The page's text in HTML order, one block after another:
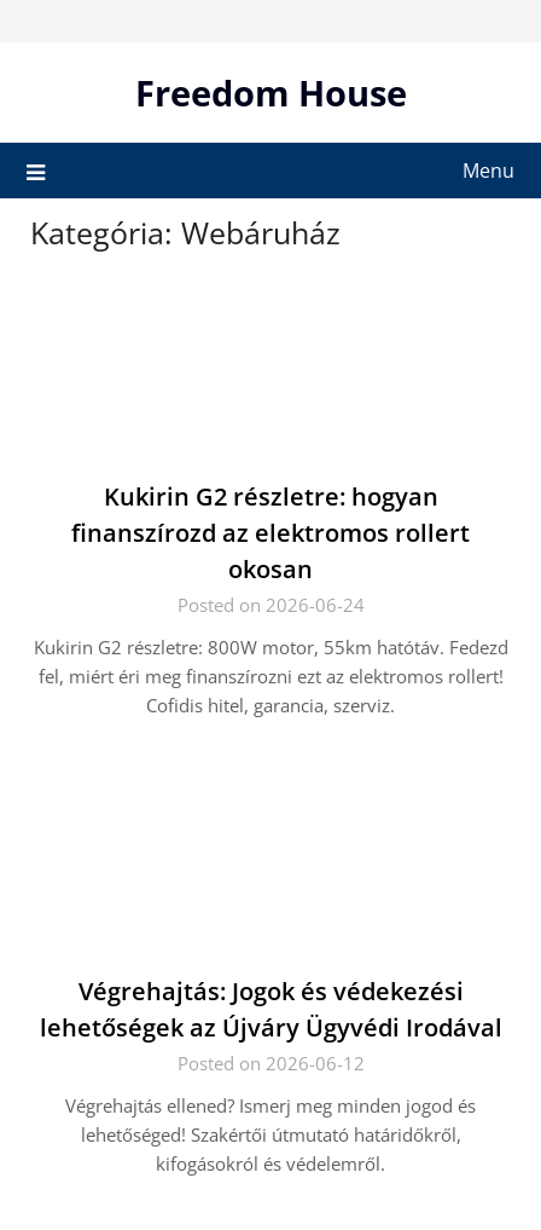
Freedom House
Menu
Kategória: Webáruház
Kukirin G2 részletre: hogyan
finanszírozd az elektromos rollert
okosan
Posted on 2026-06-24
Kukirin G2 részletre: 800W motor, 55km hatótáv. Fedezd
fel, miért éri meg finanszírozni ezt az elektromos rollert!
Cofidis hitel, garancia, szerviz.
Végrehajtás: Jogok és védekezési
lehetőségek az Újváry Ügyvédi Irodával
Posted on 2026-06-12
Végrehajtás ellened? Ismerj meg minden jogod és
lehetőséged! Szakértői útmutató határidőkről,
kifogásokról és védelemről.